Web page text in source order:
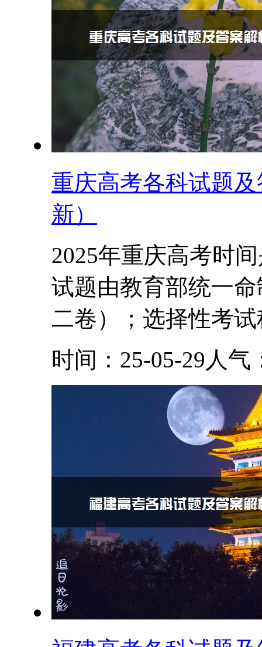
重庆高考各科试题
新）
2025年重庆高考时
试题由教育部统一
二卷）；选择性考试
时间：25-05-29 人气